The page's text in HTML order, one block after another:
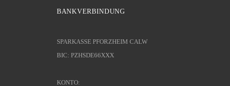
BANKVERBINDUNG
SPARKASSE PFORZHEIM CALW
BIC: PZHSDE66XXX
KONTO: